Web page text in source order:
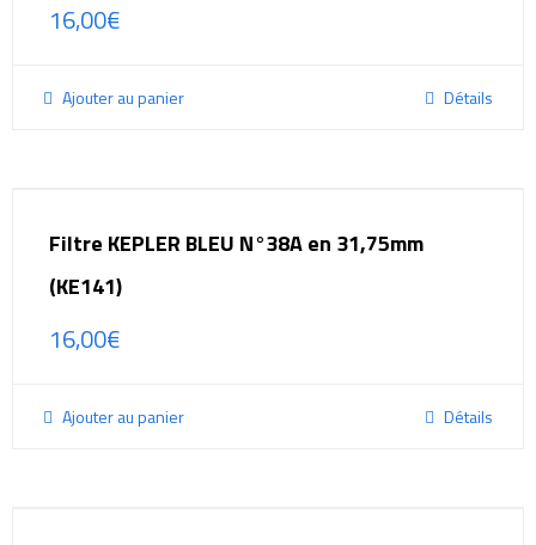
16,00€
Ajouter au panier Détails
Filtre KEPLER BLEU N°38A en 31,75mm
(KE141)
16,00€
Ajouter au panier Détails